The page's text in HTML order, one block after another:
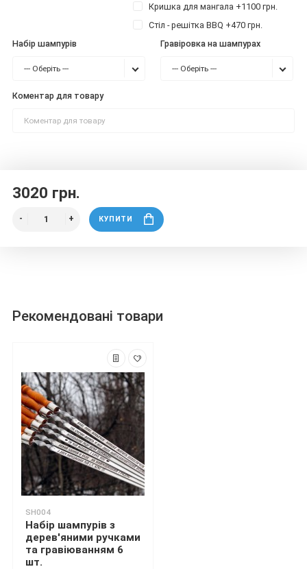
Кришка для мангала +1100 грн.
Стіл - решітка BBQ +470 грн.
Набір шампурів
--- Оберіть ---
Гравіровка на шампурах
--- Оберіть ---
Коментар для товару
3020 грн.
КУПИТИ
Рекомендовані товари
SH004
Набір шампурів з
дерев'яними ручками
та гравіюванням 6
шт.